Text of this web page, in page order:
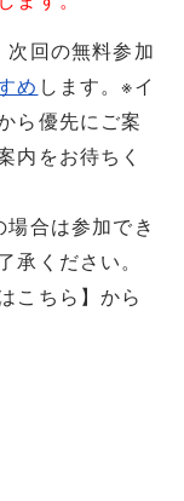
回の無料参加
め します。※イ
ら優先にご案
内をお待ちく
合は参加でき
ください。
こちら】から